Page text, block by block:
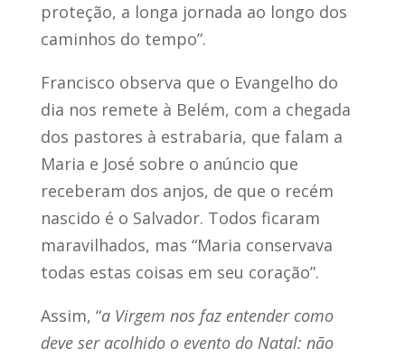
proteção, a longa jornada ao longo dos
caminhos do tempo”.
Francisco observa que o Evangelho do
dia nos remete à Belém, com a chegada
dos pastores à estrabaria, que falam a
Maria e José sobre o anúncio que
receberam dos anjos, de que o recém
nascido é o Salvador. Todos ficaram
maravilhados, mas “Maria conservava
todas estas coisas em seu coração”.
Assim, “a Virgem nos faz entender como
deve ser acolhido o evento do Natal: não